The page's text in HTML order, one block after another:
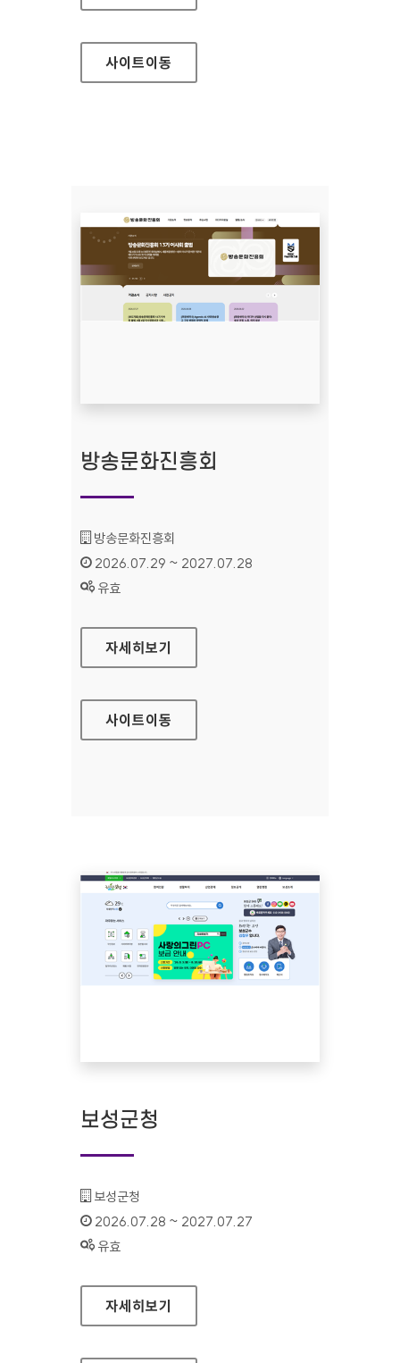
사이트이동
방송문화진흥회
기관명 :
방송문화진흥회
인증기간 :
2026.07.29 ~ 2027.07.28
상태 :
유효
방송문화진흥회
자세히보기
사이트이동
보성군청
기관명 :
보성군청
인증기간 :
2026.07.28 ~ 2027.07.27
상태 :
유효
보성군청
자세히보기